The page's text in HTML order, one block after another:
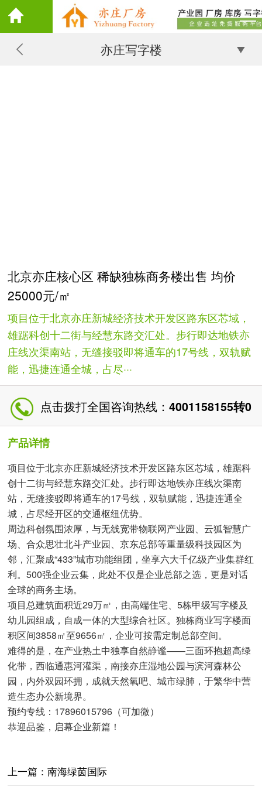
亦庄写字楼
北京亦庄核心区 稀缺独栋商务楼出售 均价
25000元/㎡
项目位于北京亦庄新城经济技术开发区路东区芯域，
雄踞科创十二街与经慧东路交汇处。步行即达地铁亦
庄线次渠南站，无缝接驳即将通车的17号线，双轨赋
能，迅捷连通全城，占尽···
点击拨打全国咨询热线： 4001158155转0
产品详情
项目位于北京亦庄新城经济技术开发区路东区芯域，雄踞科
创十二街与经慧东路交汇处。步行即达地铁亦庄线次渠南
站，无缝接驳即将通车的17号线，双轨赋能，迅捷连通全
城，占尽经开区的交通枢纽优势。
周边科创氛围浓厚，与无线宽带物联网产业园、云狐智慧广
场、合众思壮北斗产业园、京东总部等重量级科技园区为
邻，汇聚成“433”城市功能组团，坐享六大千亿级产业集群红
利。500强企业云集，此处不仅是企业总部之选，更是对话
全球的商务主场。
项目总建筑面积近29万㎡，由高端住宅、5栋甲级写字楼及
幼儿园组成，自成一体的大型综合社区。独栋商业写字楼面
积区间3858㎡至9656㎡，企业可按需定制总部空间。
难得的是，在产业热土中独享自然静谧——三面环抱超高绿
化带，西临通惠河灌渠，南接亦庄湿地公园与滨河森林公
园，内外双园环拥，成就天然氧吧、城市绿肺，于繁华中营
造生态办公新境界。
预约专线：17896015796（可加微）
恭迎品鉴，启幕企业新篇！
上一篇：南海绿茵国际